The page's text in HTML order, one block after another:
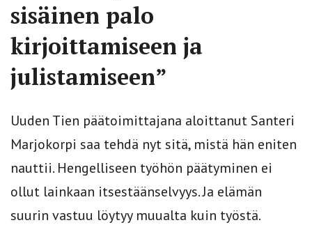
sisäinen palo
kirjoittamiseen ja
julistamiseen”
Uuden Tien päätoimittajana aloittanut Santeri
Marjokorpi saa tehdä nyt sitä, mistä hän eniten
nauttii. Hengelliseen työhön päätyminen ei
ollut lainkaan itsestäänselvyys. Ja elämän
suurin vastuu löytyy muualta kuin työstä.